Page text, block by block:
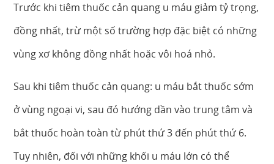
Trước khi tiêm thuốc cản quang u máu giảm tỷ trọng,
đồng nhất, trừ một số trường hợp đặc biệt có những
vùng xơ không đồng nhất hoặc vôi hoá nhỏ.
Sau khi tiêm thuốc cản quang: u máu bắt thuốc sớm
ở vùng ngoại vi, sau đó hướng dần vào trung tâm và
bắt thuốc hoàn toàn từ phút thứ 3 đến phút thứ 6.
Tuy nhiên, đối với những khối u máu lớn có thể